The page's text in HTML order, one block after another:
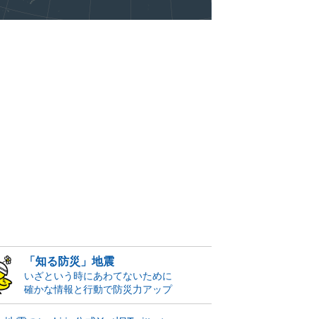
「知る防災」地震
いざという時にあわてないために
確かな情報と行動で防災力アップ